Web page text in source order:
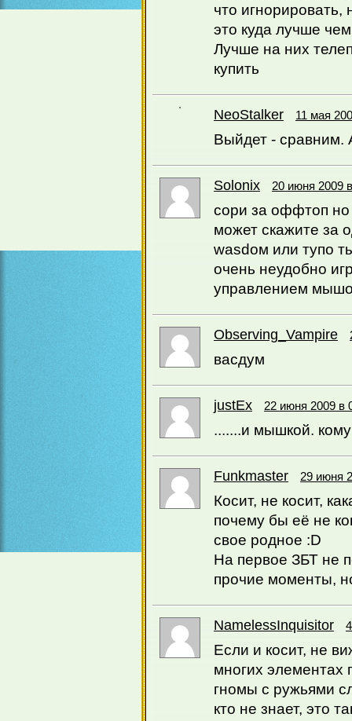
что
это куда лучше
Лучше на них
купить
NeoStаlker 11 мая
Выйдет - сравним.
Solonix 20 июня 2009
сори за оффтоп но
может скажите за
wasdом или тупо
очень неудобно
управлением
Observing_Vampire
васдум
justEx 22 июня 2009 в
.......и мышкой. кому
Funkmaster 29 июня
Косит, не косит,
почему бы её не
свое родное :D
На первое ЗБТ не
прочие моменты,
NamelessInquisitor
Если и косит, не
многих элементах
гномы с ружьями
кто не знает, это